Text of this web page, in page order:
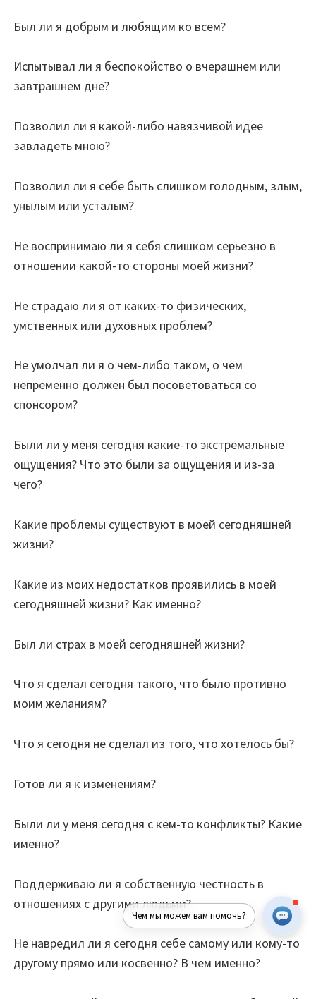
Был ли я добрым и любящим ко всем?
Испытывал ли я беспокойство о вчерашнем или
завтрашнем дне?
Позволил ли я какой-либо навязчивой идее
завладеть мною?
Позволил ли я себе быть слишком голодным, злым,
унылым или усталым?
Не воспринимаю ли я себя слишком серьезно в
отношении какой-то стороны моей жизни?
Не страдаю ли я от каких-то физических,
умственных или духовных проблем?
Не умолчал ли я о чем-либо таком, о чем
непременно должен был посоветоваться со
спонсором?
Были ли у меня сегодня какие-то экстремальные
ощущения? Что это были за ощущения и из-за
чего?
Какие проблемы существуют в моей сегодняшней
жизни?
Какие из моих недостатков проявились в моей
сегодняшней жизни? Как именно?
Был ли страх в моей сегодняшней жизни?
Что я сделал сегодня такого, что было противно
моим желаниям?
Что я сегодня не сделал из того, что хотелось бы?
Готов ли я к изменениям?
Были ли у меня сегодня с кем-то конфликты? Какие
именно?
Поддерживаю ли я собственную честность в
отношениях с другими людьми?
Не навредил ли я сегодня себе самому или кому-то
другому прямо или косвенно? В чем именно?
Чем мы можем вам помочь?